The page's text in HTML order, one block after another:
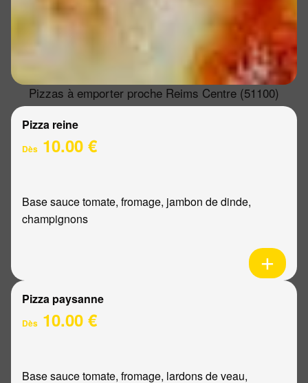
Pizzas à emporter proche Reims Centre (51100)
Pizza reine
Dès 10.00 €
Base sauce tomate, fromage, jambon de dinde,
champignons
Pizza paysanne
Dès 10.00 €
Base sauce tomate, fromage, lardons de veau,